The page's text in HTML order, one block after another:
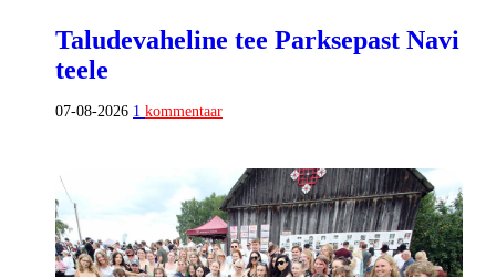
Taludevaheline tee Parksepast Navi
teele
07-08-2026 1 kommentaar